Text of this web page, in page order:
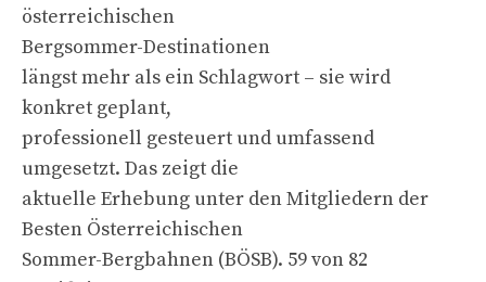
österreichischen
Bergsommer-Destinationen
längst mehr als ein Schlagwort – sie wird
konkret geplant,
professionell gesteuert und umfassend
umgesetzt. Das zeigt die
aktuelle Erhebung unter den Mitgliedern der
Besten Österreichischen
Sommer-Bergbahnen (BÖSB). 59 von 82